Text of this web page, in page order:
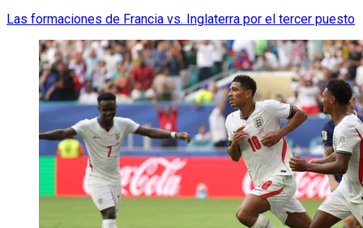
Las formaciones de Francia vs. Inglaterra por el tercer puesto